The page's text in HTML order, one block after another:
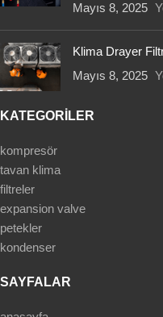
Mayıs 8, 2025
Klima Drayer
Mayıs 8, 2025
KATEGORİLER
kompresör
tavan klima
filtreler
expansion valve
petekler
kondenser
SAYFALAR